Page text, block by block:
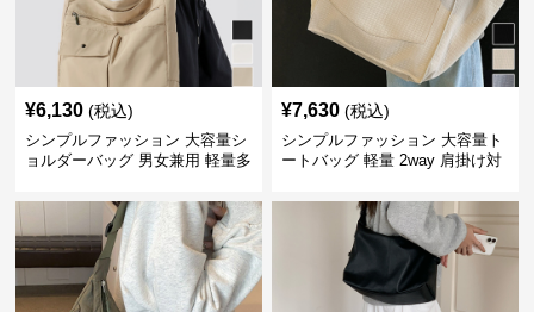
¥6,130 (税込)
シンプルファッション 大容量シ
ョルダーバッグ 男女兼用 軽量多
¥7,630 (税込)
シンプルファッション 大容量ト
ートバッグ 軽量 2way 肩掛け対